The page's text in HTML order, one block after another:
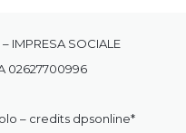
IMPRESA SOCIALE
02627700996
– credits dpsonline*